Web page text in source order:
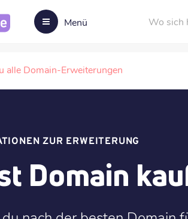
Menü Wo sich
alle Domain-Erweiterungen
ZUR ERWEITERUNG
Domain